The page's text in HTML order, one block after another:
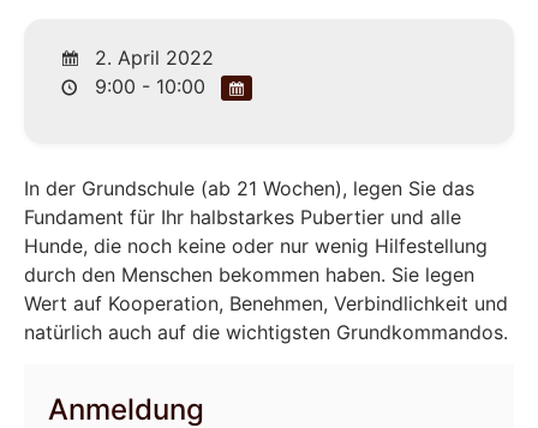
2. April 2022
9:00 - 10:00
In der Grundschule (ab 21 Wochen), legen Sie das
Fundament für Ihr halbstarkes Pubertier und alle
Hunde, die noch keine oder nur wenig Hilfestellung
durch den Menschen bekommen haben. Sie legen
Wert auf Kooperation, Benehmen, Verbindlichkeit und
natürlich auch auf die wichtigsten Grundkommandos.
Anmeldung